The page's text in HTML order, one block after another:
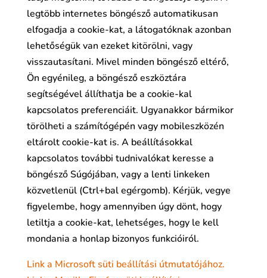
legtöbb internetes böngésző automatikusan
elfogadja a cookie-kat, a látogatóknak azonban
lehetőségük van ezeket kitörölni, vagy
visszautasítani. Mivel minden böngésző eltérő,
Ön egyénileg, a böngésző eszköztára
segítségével állíthatja be a cookie-kal
kapcsolatos preferenciáit. Ugyanakkor bármikor
törölheti a számítógépén vagy mobileszközén
eltárolt cookie-kat is. A beállításokkal
kapcsolatos további tudnivalókat keresse a
böngésző Súgójában, vagy a lenti linkeken
közvetlenül (Ctrl+bal egérgomb). Kérjük, vegye
figyelembe, hogy amennyiben úgy dönt, hogy
letiltja a cookie-kat, lehetséges, hogy le kell
mondania a honlap bizonyos funkcióiról.
Link a Microsoft süti beállítási útmutatójához.